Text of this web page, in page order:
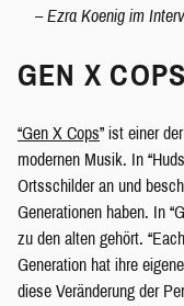
– Ezra Koenig im
GEN X COPS
“Gen X Cops” ist einer
modernen Musik. In
Ortsschilder an und
Generationen haben. In
zu den alten gehört.
Generation hat ihre
diese Veränderung der